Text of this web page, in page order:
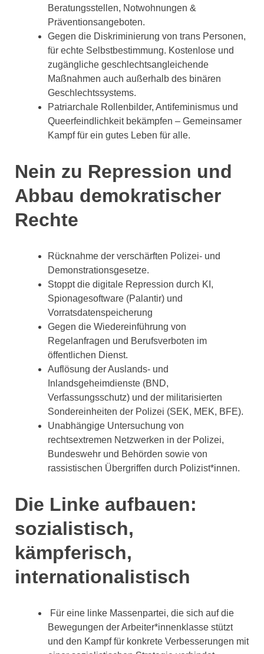
Beratungsstellen, Notwohnungen &
Präventionsangeboten.
Gegen die Diskriminierung von trans Personen,
für echte Selbstbestimmung. Kostenlose und
zugängliche geschlechtsangleichende
Maßnahmen auch außerhalb des binären
Geschlechtssystems.
Patriarchale Rollenbilder, Antifeminismus und
Queerfeindlichkeit bekämpfen – Gemeinsamer
Kampf für ein gutes Leben für alle.
Nein zu Repression und
Abbau demokratischer
Rechte
Rücknahme der verschärften Polizei- und
Demonstrationsgesetze.
Stoppt die digitale Repression durch KI,
Spionagesoftware (Palantir) und
Vorratsdatenspeicherung
Gegen die Wiedereinführung von
Regelanfragen und Berufsverboten im
öffentlichen Dienst.
Auflösung der Auslands- und
Inlandsgeheimdienste (BND,
Verfassungsschutz) und der militarisierten
Sondereinheiten der Polizei (SEK, MEK, BFE).
Unabhängige Untersuchung von
rechtsextremen Netzwerken in der Polizei,
Bundeswehr und Behörden sowie von
rassistischen Übergriffen durch Polizist*innen.
Die Linke aufbauen:
sozialistisch,
kämpferisch,
internationalistisch
Für eine linke Massenpartei, die sich auf die
Bewegungen der Arbeiter*innenklasse stützt
und den Kampf für konkrete Verbesserungen mit